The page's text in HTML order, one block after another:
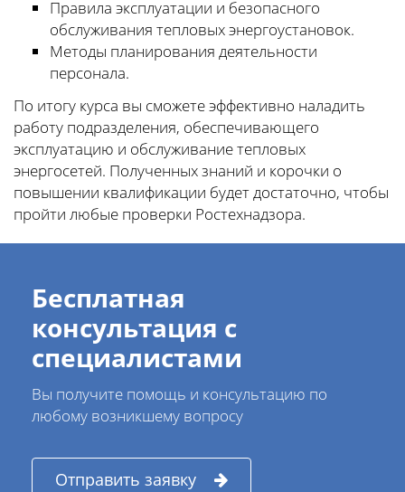
Правила эксплуатации и безопасного
обслуживания тепловых энергоустановок.
Методы планирования деятельности
персонала.
По итогу курса вы сможете эффективно наладить
работу подразделения, обеспечивающего
эксплуатацию и обслуживание тепловых
энергосетей. Полученных знаний и корочки о
повышении квалификации будет достаточно, чтобы
пройти любые проверки Ростехнадзора.
Бесплатная
консультация с
специалистами
Вы получите помощь и консультацию по
любому возникшему вопросу
Отправить заявку